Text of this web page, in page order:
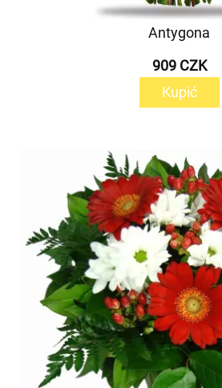
Antygona
909 CZK
Kupić